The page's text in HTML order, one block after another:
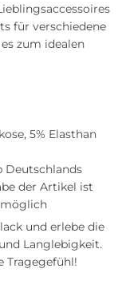
für verschiedene
zum idealen
5% Elasthan
Deutschlands
der Artikel ist
möglich
und erlebe die
Langlebigkeit.
Tragegefühl!